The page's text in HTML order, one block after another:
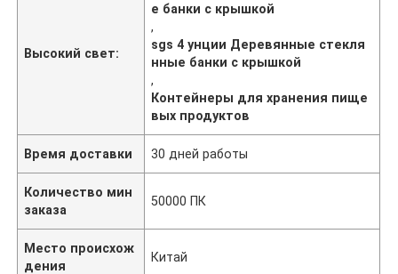
Высокий свет:
е банки с крышкой
,
sgs 4 унции Деревянные стекля
нные банки с крышкой
,
Контейнеры для хранения пище
вых продуктов
Время доставки 30 дней работы
Количество мин
заказа
50000 ПК
Место происхож
дения
Китай